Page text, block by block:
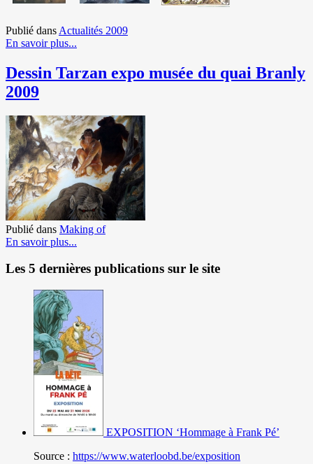
Publié dans Actualités 2009
En savoir plus...
Dessin Tarzan expo musée du quai Branly
2009
Publié dans Making of
En savoir plus...
Les 5 dernières publications sur le site
EXPOSITION ‘Hommage à Frank Pé’
Source : https://www.waterloobd.be/exposition